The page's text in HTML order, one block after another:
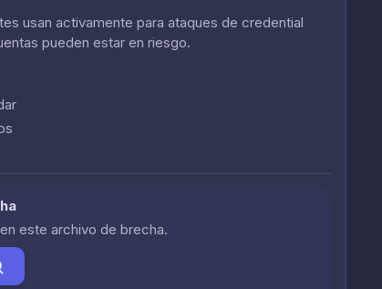
usan activamente para ataques de credential
pueden estar en riesgo.
este archivo de brecha.